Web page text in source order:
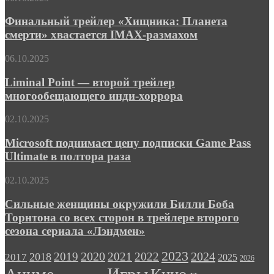
в
шпионского
триллера
«Хищника:
смерти»
IMAX-
Финальный трейлер «Хищника: Планета
смерти» хвастается IMAX-размахом
Liminal
—
второй
трейлер
инди-
06.10.2025
Liminal Point — второй трейлер
многообещающего инди-хоррора
Microsoft
цену
подписки
Game
Ultimate
полтора
раза
02.10.2025
Microsoft поднимает цену подписки Game Pass
Ultimate в полтора раза
Сильные
окружили
Билли
Боба
Торнтона
всех
сторон
02.10.2025
Сильные женщины окружили Билли Боба
Торнтона со всех сторон в трейлере второго
сезона сериала «Лэндмен»
2017 2018 2019 2020 2021 2022 2023 2024 2025 2026